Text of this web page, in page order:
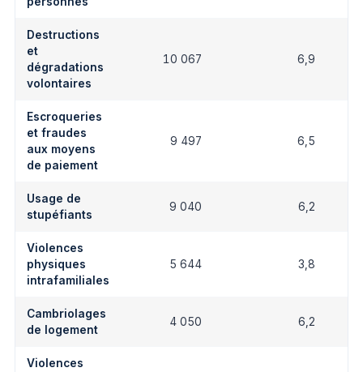
Destructions
et
dégradations
volontaires
10 067 6,9
Escroqueries
et fraudes
aux moyens
de paiement
9 497 6,5
Usage de
stupéfiants
9 040 6,2
Violences
physiques
intrafamiliales
5 644 3,8
Cambriolages
de logement
4 050 6,2
Violences